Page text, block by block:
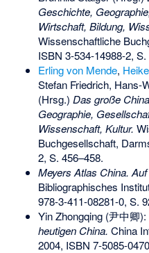
Geschichte,
Wirtschaft, Bildung,
Wissenschaftliche
ISBN 3-534-14988-2, S.
Erling von Mende,
Stefan Friedrich, Hans-
(Hrsg.) Das große
Geographie,
Wissenschaft, Kultur.
Buchgesellschaft,
2, S. 456–458.
Meyers Atlas China.
Bibliographisches
978-3-411-08281-0, S.
Yin Zhongqing (尹中卿):
heutigen China. China
2004, ISBN 7-5085-